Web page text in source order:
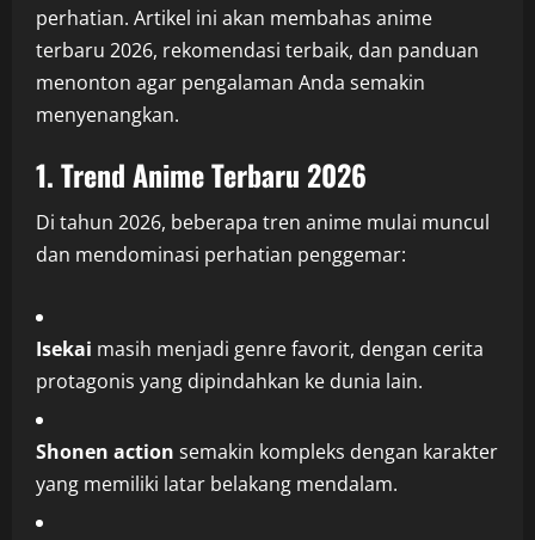
perhatian. Artikel ini akan membahas anime
terbaru 2026, rekomendasi terbaik, dan panduan
menonton agar pengalaman Anda semakin
menyenangkan.
1. Trend Anime Terbaru 2026
Di tahun 2026, beberapa tren anime mulai muncul
dan mendominasi perhatian penggemar:
Isekai masih menjadi genre favorit, dengan cerita
protagonis yang dipindahkan ke dunia lain.
Shonen action semakin kompleks dengan karakter
yang memiliki latar belakang mendalam.